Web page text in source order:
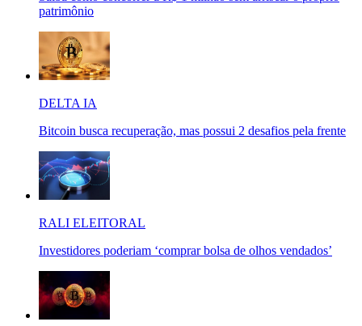
patrimônio
DELTA IA
Bitcoin busca recuperação, mas possui 2 desafios pela frente
RALI ELEITORAL
Investidores poderiam ‘comprar bolsa de olhos vendados’